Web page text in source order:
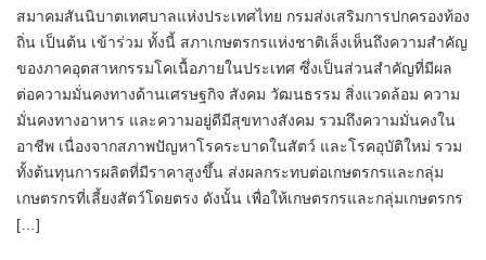
สมาคมสันนิบาตเทศบาลแห่งประเทศไทย กรมส่งเสริมการปกครองท้อง
ถิ่น เป็นต้น เข้าร่วม ทั้งนี้ สภาเกษตรกรแห่งชาติเล็งเห็นถึงความสำคัญ
ของภาคอุตสาหกรรมโคเนื้อภายในประเทศ ซึ่งเป็นส่วนสำคัญที่มีผล
ต่อความมั่นคงทางด้านเศรษฐกิจ สังคม วัฒนธรรม สิ่งแวดล้อม ความ
มั่นคงทางอาหาร และความอยู่ดีมีสุขทางสังคม รวมถึงความมั่นคงใน
อาชีพ เนื่องจากสภาพปัญหาโรคระบาดในสัตว์ และโรคอุบัติใหม่ รวม
ทั้งต้นทุนการผลิตที่มีราคาสูงขึ้น ส่งผลกระทบต่อเกษตรกรและกลุ่ม
เกษตรกรที่เลี้ยงสัตว์โดยตรง ดังนั้น เพื่อให้เกษตรกรและกลุ่มเกษตรกร
[…]